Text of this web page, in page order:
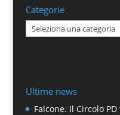
Categorie
Categorie
Ultime news
Falcone. Il Circolo